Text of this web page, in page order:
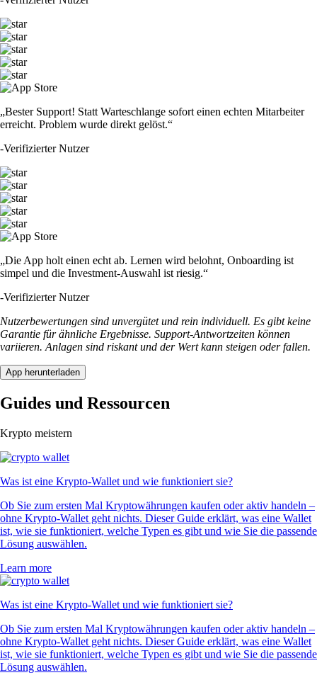
„Bester Support! Statt Warteschlange sofort einen echten Mitarbeiter
erreicht. Problem wurde direkt gelöst.“
-Verifizierter Nutzer
„Die App holt einen echt ab. Lernen wird belohnt, Onboarding ist
simpel und die Investment-Auswahl ist riesig.“
-Verifizierter Nutzer
Nutzerbewertungen sind unvergütet und rein individuell. Es gibt keine
Garantie für ähnliche Ergebnisse. Support-Antwortzeiten können
variieren. Anlagen sind riskant und der Wert kann steigen oder fallen.
App herunterladen
Guides und Ressourcen
Krypto meistern
Was ist eine Krypto-Wallet und wie funktioniert sie?
Ob Sie zum ersten Mal Kryptowährungen kaufen oder aktiv handeln –
ohne Krypto-Wallet geht nichts. Dieser Guide erklärt, was eine Wallet
ist, wie sie funktioniert, welche Typen es gibt und wie Sie die passende
Lösung auswählen.
Learn more
Was ist eine Krypto-Wallet und wie funktioniert sie?
Ob Sie zum ersten Mal Kryptowährungen kaufen oder aktiv handeln –
ohne Krypto-Wallet geht nichts. Dieser Guide erklärt, was eine Wallet
ist, wie sie funktioniert, welche Typen es gibt und wie Sie die passende
Lösung auswählen.